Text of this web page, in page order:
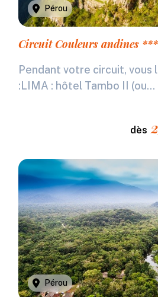
Pérou
Circuit Couleurs andines ***
Pendant votre circuit, vous
:LIMA : hôtel Tambo II (ou...
dès
Pérou